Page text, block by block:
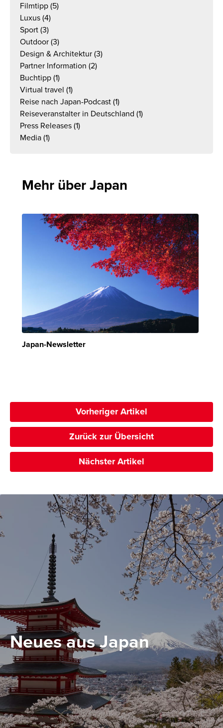
Filmtipp (5)
Luxus (4)
Sport (3)
Outdoor (3)
Design & Architektur (3)
Partner Information (2)
Buchtipp (1)
Virtual travel (1)
Reise nach Japan-Podcast (1)
Reiseveranstalter in Deutschland (1)
Press Releases (1)
Media (1)
Mehr über Japan
Japan-Newsletter
Vorheriger Artikel
Zurück zur Übersicht
Nächster Artikel
Neues aus Japan